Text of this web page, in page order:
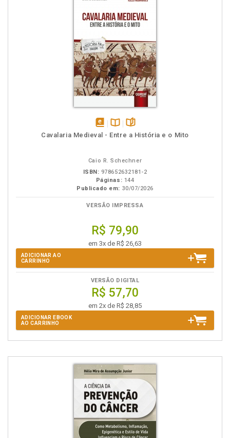
disponívelDisponível
páginas
Cavalaria Medieval - Entre a História e o Mito
Caio R. Schechner
ISBN: 978652632181-2
Páginas: 144
Publicado em: 30/07/2026
VERSÃO IMPRESSA
R$ 79,90
em 3x de R$ 26,63
ADICIONAR AO
CARRINHO
VERSÃO DIGITAL
R$ 57,70
em 2x de R$ 28,85
ADICIONAR EBOOK
AO CARRINHO